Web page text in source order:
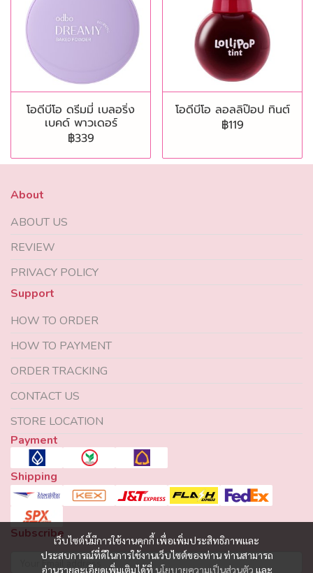
โอดีบีโอ ดรีมมี่ เบลอริ่ง
เบคด์ พาวเดอร์
฿339
โอดีบีโอ ลอลลิป๊อป ทินต์
฿119
เว็บไซต์นี้มีการใช้งานคุกกี้ เพื่อเพิ่มประสิทธิภาพและ
ประสบการณ์ที่ดีในการใช้งานเว็บไซต์ของท่าน ท่านสามารถ
อ่านรายละเอียดเพิ่มเติมได้ที่ นโยบายความเป็นส่วนตัว และ
About
ABOUT US
REVIEW
PRIVACY POLICY
Support
HOW TO ORDER
HOW TO PAYMENT
ORDER TRACKING
CONTACT US
STORE LOCATION
Payment
Shipping
Subscribe